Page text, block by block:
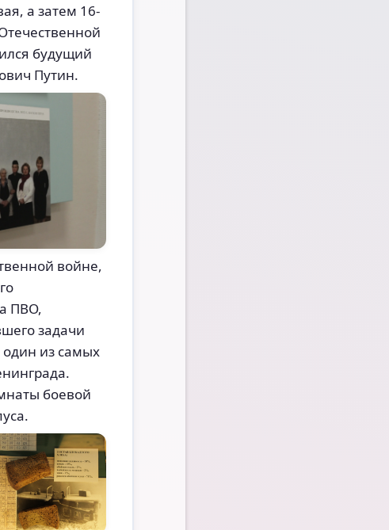
а затем 16-
будущий
Путин.
войне,
ПВО,
задачи
из самых
боевой